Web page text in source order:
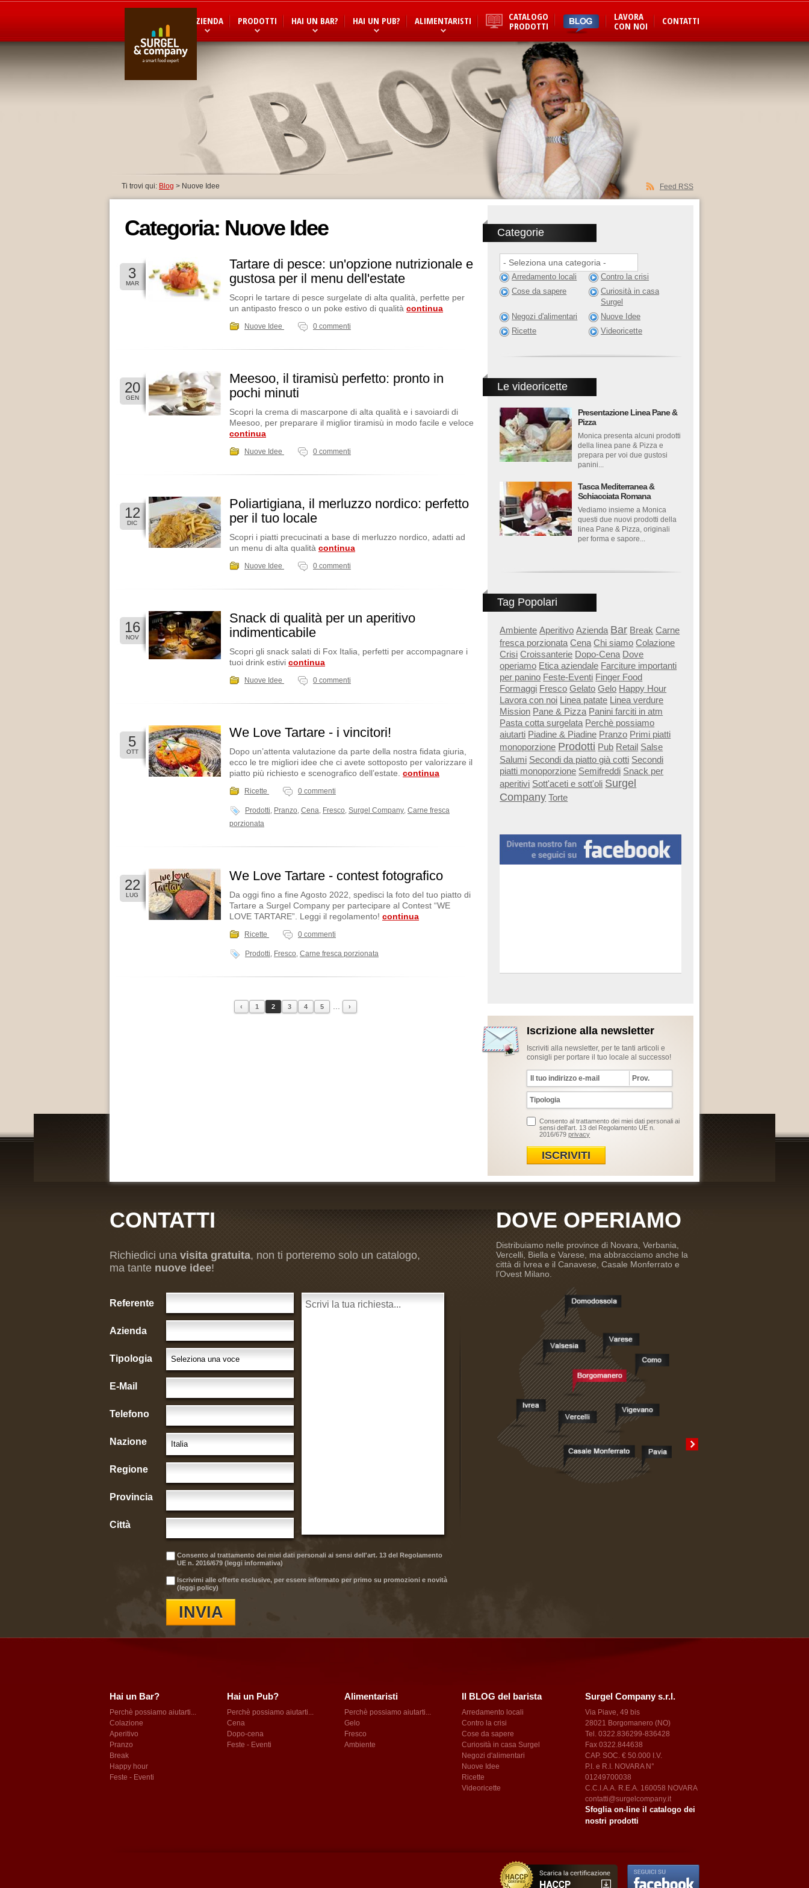
AZIENDA PRODOTTI HAI UN BAR? HAI UN PUB? ALIMENTARISTI
CATALOGO
PRODOTTI
LAVORA
CON NOI
CONTATTI
Ti trovi qui: Blog > Nuove Idee Feed RSS
Categoria: Nuove Idee
3
MAR
Tartare di pesce: un'opzione nutrizionale e
gustosa per il menu dell'estate
Scopri le tartare di pesce surgelate di alta qualità, perfette per
un antipasto fresco o un poke estivo di qualità continua
Nuove Idee 0 commenti
20
GEN
Meesoo, il tiramisù perfetto: pronto in
pochi minuti
Scopri la crema di mascarpone di alta qualità e i savoiardi di
Meesoo, per preparare il miglior tiramisù in modo facile e veloce
continua
Nuove Idee 0 commenti
12
DIC
Poliartigiana, il merluzzo nordico: perfetto
per il tuo locale
Scopri i piatti precucinati a base di merluzzo nordico, adatti ad
un menu di alta qualità continua
Nuove Idee 0 commenti
16
NOV
Snack di qualità per un aperitivo
indimenticabile
Scopri gli snack salati di Fox Italia, perfetti per accompagnare i
tuoi drink estivi continua
Nuove Idee 0 commenti
5
OTT
We Love Tartare - i vincitori!
Dopo un’attenta valutazione da parte della nostra fidata giuria,
ecco le tre migliori idee che ci avete sottoposto per valorizzare il
piatto più richiesto e scenografico dell’estate. continua
Ricette 0 commenti
Prodotti Pranzo Cena Fresco Surgel Company Carne fresca
porzionata
22
LUG
We Love Tartare - contest fotografico
Da oggi fino a fine Agosto 2022, spedisci la foto del tuo piatto di
Tartare a Surgel Company per partecipare al Contest “WE
LOVE TARTARE”. Leggi il regolamento! continua
Ricette 0 commenti
Prodotti Fresco Carne fresca porzionata
‹ 1 2 3 4 5 ›
Categorie
Arredamento locali
Contro la crisi
Cose da sapere
Curiosità in casa
Surgel
Negozi d'alimentari
Nuove Idee
Ricette
Videoricette
Le videoricette
Presentazione Linea Pane &
Pizza
Monica presenta alcuni prodotti
della linea pane & Pizza e
prepara per voi due gustosi
panini...
Tasca Mediterranea &
Schiacciata Romana
Vediamo insieme a Monica
questi due nuovi prodotti della
linea Pane & Pizza, originali
per forma e sapore...
Tag Popolari
Ambiente Aperitivo Azienda Bar Break Carne
fresca porzionata Cena Chi siamo Colazione
Crisi Croissanterie Dopo-Cena Dove
operiamo Etica aziendale Farciture importanti
per panino Feste-Eventi Finger Food
Formaggi Fresco Gelato Gelo Happy Hour
Lavora con noi Linea patate Linea verdure
Mission Pane & Pizza Panini farciti in atm
Pasta cotta surgelata Perchè possiamo
aiutarti Piadine & Piadine Pranzo Primi piatti
monoporzione Prodotti Pub Retail Salse
Salumi Secondi da piatto già cotti Secondi
piatti monoporzione Semifreddi Snack per
aperitivi Sott'aceti e sott'oli Surgel
Company Torte
Iscrizione alla newsletter
Iscriviti alla newsletter, per te tanti articoli e
consigli per portare il tuo locale al successo!
Consento al trattamento dei miei dati personali ai
sensi dell'art. 13 del Regolamento UE n.
2016/679privacy
ISCRIVITI
CONTATTI
Richiedici una visita gratuita, non ti porteremo solo un catalogo,
ma tante nuove idee!
Referente
Azienda
Tipologia
E-Mail
Telefono
Nazione
Regione
Provincia
Città
Consento al trattamento dei miei dati personali ai sensi dell'art. 13 del Regolamento
UE n. 2016/679 ( leggi informativa)
Iscrivimi alle offerte esclusive, per essere informato per primo su promozioni e novità
( leggi policy)
INVIA
DOVE OPERIAMO
Distribuiamo nelle province di Novara, Verbania,
Vercelli, Biella e Varese, ma abbracciamo anche la
città di Ivrea e il Canavese, Casale Monferrato e
l’Ovest Milano.
Hai un Bar?
Perchè possiamo aiutarti...
Colazione
Aperitivo
Pranzo
Break
Happy hour
Feste - Eventi
Hai un Pub?
Perchè possiamo aiutarti...
Cena
Dopo-cena
Feste - Eventi
Alimentaristi
Perchè possiamo aiutarti...
Gelo
Fresco
Ambiente
Il BLOG del barista
Arredamento locali
Contro la crisi
Cose da sapere
Curiosità in casa Surgel
Negozi d'alimentari
Nuove Idee
Ricette
Videoricette
Surgel Company s.r.l.
Via Piave, 49 bis
28021 Borgomanero (NO)
Tel. 0322.836299-836428
Fax 0322.844638
CAP. SOC. € 50.000 I.V.
P.I. e R.I. NOVARA N°
01249700038
C.C.I.A.A. R.E.A. 160058 NOVARA
contatti@surgelcompany.it
Sfoglia on-line il catalogo dei
nostri prodotti